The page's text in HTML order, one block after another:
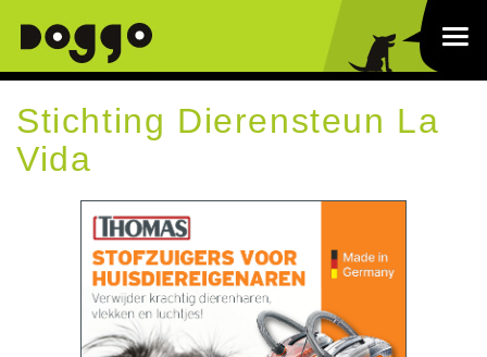
Stichting Dierensteun La
Vida